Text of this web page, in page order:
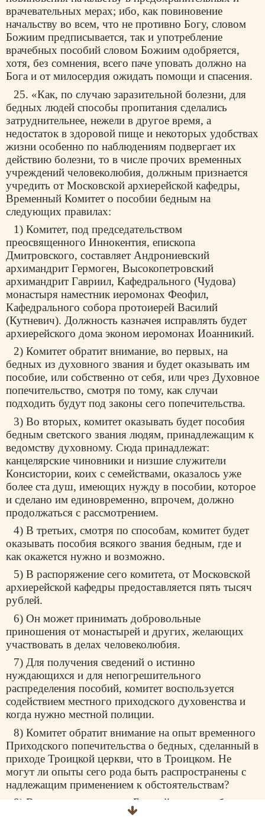
врачевательных мерах; ибо, как повиновение
начальству во всем, что не противно Богу, словом
Божиим предписывается, так и употребление
врачебных пособий словом Божиим одобряется,
хотя, без сомнения, всего паче уповать должно на
Бога и от милосердия ожидать помощи и спасения.
25. «Как, по случаю заразительной болезни, для
бедных людей способы пропитания сделались
затруднительнее, нежели в другое время, а
недостаток в здоровой пище и некоторых удобствах
жизни особенно по наблюдениям подвергает их
действию болезни, то в числе прочих временных
учреждений человеколюбия, должным признается
учредить от Московской архиерейской кафедры,
Временный Комитет о пособии бедным на
следующих правилах:
1) Комитет, под председательством
преосвященного Иннокентия, епископа
Дмитровского, составляет Андрониевский
архимандрит Гермоген, Высокопетровский
архимандрит Гавриил, Кафедрального (Чудова)
монастыря наместник иеромонах Феофил,
Кафедрального собора протоиерей Василий
(Кутневич). Должность казначея исправлять будет
архиерейского дома эконом иеромонах Иоанникий.
2) Комитет обратит внимание, во первых, на
бедных из духовного звания и будет оказывать им
пособие, или собственно от себя, или чрез Духовное
попечительство, смотря по тому, как случаи
подходить будут под законы сего попечительства.
3) Во вторых, комитет оказывать будет пособия
бедным светского звания людям, принадлежащим к
ведомству духовному. Сюда принадлежат:
канцелярские чиновники и низшие служители
Консистории, коих с семействами, оказалось уже
более ста душ, имеющих нужду в пособии, которое
и сделано им единовременно, впрочем, должно
продолжаться с рассмотрением.
4) В третьих, смотря по способам, комитет будет
оказывать пособия всякого звания бедным, где и
как окажется нужно и возможно.
5) В распоряжение сего комитета, от Московской
архиерейской кафедры предоставляется пять тысяч
рублей.
6) Он может принимать добровольные
приношения от монастырей и других, желающих
участвовать в делах человеколюбия.
7) Для получения сведений о истинно
нуждающихся и для непогрешительного
распределения пособий, комитет воспользуется
содействием местного приходского духовенства и
когда нужно местной полиции.
8) Комитет обратит внимание на опыт временного
Приходского попечительства о бедных, сделанный в
приходе Троицкой церкви, что в Троицком. Не
могут ли опыты сего рода быть распространены с
надлежащим применением к обстоятельствам?
9) Впрочем, с помощью Божией, закон любви к
ближнему и сострадания будет для комитета